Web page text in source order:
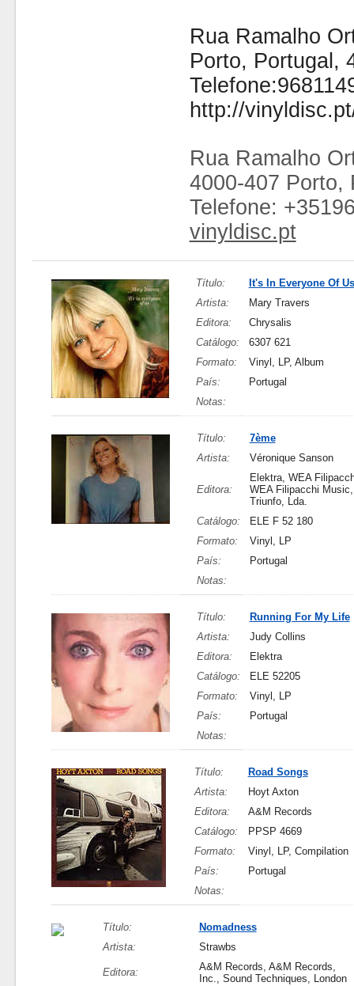
Rua Ramalho
Porto, Portugal,
http://
Rua Ramalho
4000-407 Porto,
Telefone:
vinyldisc.pt
Título:
It's In Everyone Of Us
Artista:
Mary Travers
Editora:
Chrysalis
Catálogo:
6307 621
Formato:
Vinyl, LP, Album
País:
Portugal
Notas:
Título:
7ème
Artista:
Véronique Sanson
Editora:
Elektra, WEA
WEA Filipacchi
Triunfo, Lda.
Catálogo:
ELE F 52 180
Formato:
Vinyl, LP
País:
Portugal
Notas:
Título:
Running For My Life
Artista:
Judy Collins
Editora:
Elektra
Catálogo:
ELE 52205
Formato:
Vinyl, LP
País:
Portugal
Notas:
Título:
Road Songs
Artista:
Hoyt Axton
Editora:
A&M Records
Catálogo:
PPSP 4669
Formato:
Vinyl, LP, Compilation
País:
Portugal
Notas:
Título:
Nomadness
Artista:
Strawbs
Editora:
A&M Records, A&M Records,
Inc., Sound Techniques, London